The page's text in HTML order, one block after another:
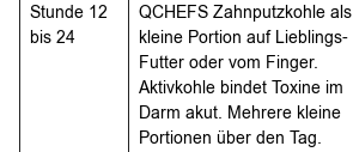
Stunde 12
bis 24
QCHEFS Zahnputzkohle als
kleine Portion auf Lieblings-
Futter oder vom Finger.
Aktivkohle bindet Toxine im
Darm akut. Mehrere kleine
Portionen über den Tag.